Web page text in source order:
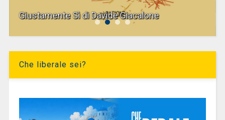
Giustamente Sì di Davide Giacalone
Che liberale sei?